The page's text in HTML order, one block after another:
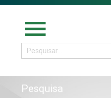
menu
Pesquisa